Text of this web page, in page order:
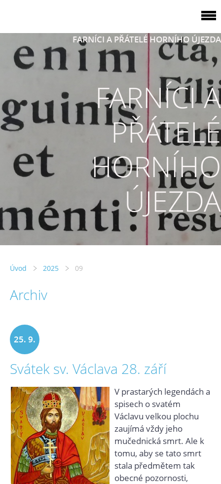
FARNÍCI A PŘÁTELÉ HORNÍHO ÚJEZDA
FARNÍCI A
PŘÁTELÉ
HORNÍHO
ÚJEZDA
Úvod 2025 09
Archiv
25. 9.
2025
Svátek sv. Václava 28. září
V prastarých legendách a
spisech o svatém
Václavu velkou plochu
zaujímá vždy jeho
mučednická smrt. Ale k
tomu, aby se tato smrt
stala předmětem tak
obecné pozornosti,